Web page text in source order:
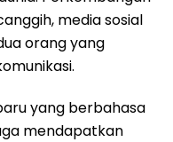
media sosial
orang yang
yang berbahasa
mendapatkan